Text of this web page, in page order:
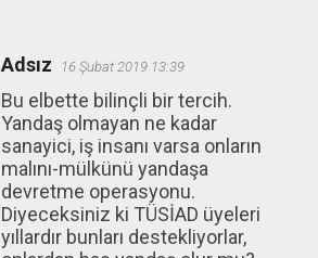
Adsız 16 Şubat 2019 13:39
Bu elbette bilinçli bir tercih.
Yandaş olmayan ne kadar
sanayici, iş insanı varsa onların
malını-mülkünü yandaşa
devretme operasyonu.
Diyeceksiniz ki TÜSİAD üyeleri
yıllardır bunları destekliyorlar,